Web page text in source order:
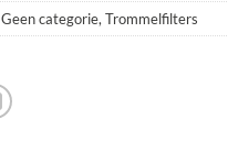
Geen categorie, Trommelfilters